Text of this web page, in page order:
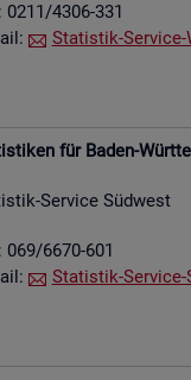
0211/4306-331
Sta­tis­tik-Ser­vice-
für Baden-
Ser­vice Süd­west
069/6670-601
Sta­tis­tik-Ser­vice-